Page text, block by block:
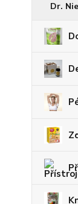
Dr.